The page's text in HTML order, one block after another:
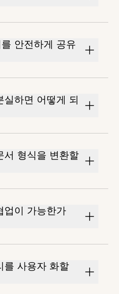
안전하게 공유
실하면 어떻게 되
서 형식을 변환할
업이 가능한가
를 사용자 화할